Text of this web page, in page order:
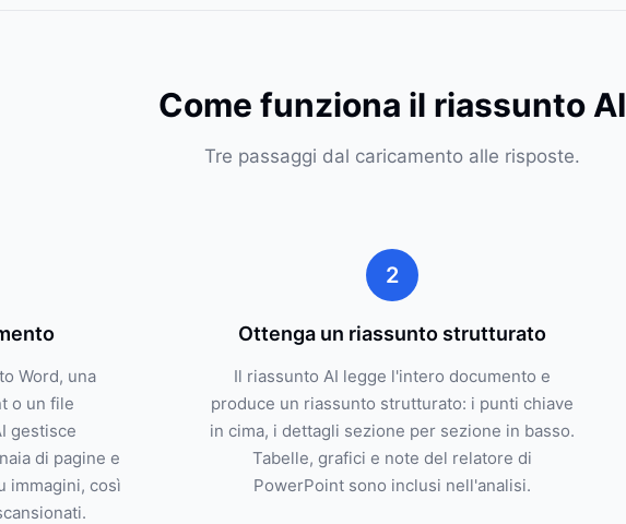
Come funziona il riassunto AI
Tre passaggi dal caricamento alle risposte.
Word, una
o un file
gestisce
di pagine e
immagini, così
2
Ottenga un riassunto strutturato
Il riassunto AI legge l'intero documento e
produce un riassunto strutturato: i punti chiave
in cima, i dettagli sezione per sezione in basso.
Tabelle, grafici e note del relatore di
PowerPoint sono inclusi nell'analisi.